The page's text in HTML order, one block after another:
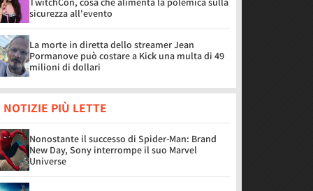
sicurezza all'evento
La morte in diretta dello streamer Jean
Pormanove può costare a Kick una multa di 49
milioni di dollari
NOTIZIE PIÙ LETTE
Nonostante il successo di Spider-Man: Brand
New Day, Sony interrompe il suo Marvel
Universe